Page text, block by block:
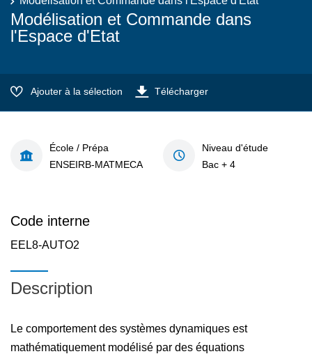
Modélisation et Commande dans
l'Espace d'Etat
Ajouter à la sélection Télécharger
École / Prépa
ENSEIRB-MATMECA
Niveau d'étude
Bac + 4
Code interne
EEL8-AUTO2
Description
Le comportement des systèmes dynamiques est
mathématiquement modélisé par des équations